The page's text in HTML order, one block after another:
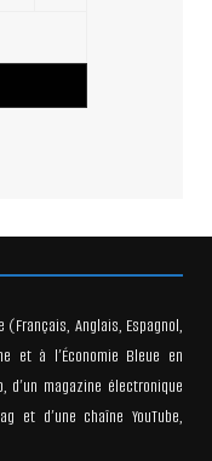
Anglais, Espagnol,
et à l’Économie Bleue en
magazine électronique
et d’une chaîne YouTube,